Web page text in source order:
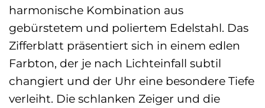
harmonische Kombination aus
gebürstetem und poliertem Edelstahl. Das
Zifferblatt präsentiert sich in einem edlen
Farbton, der je nach Lichteinfall subtil
changiert und der Uhr eine besondere Tiefe
verleiht. Die schlanken Zeiger und die